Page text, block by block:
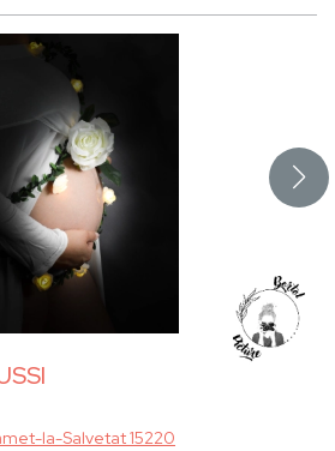
la-Salvetat 15220